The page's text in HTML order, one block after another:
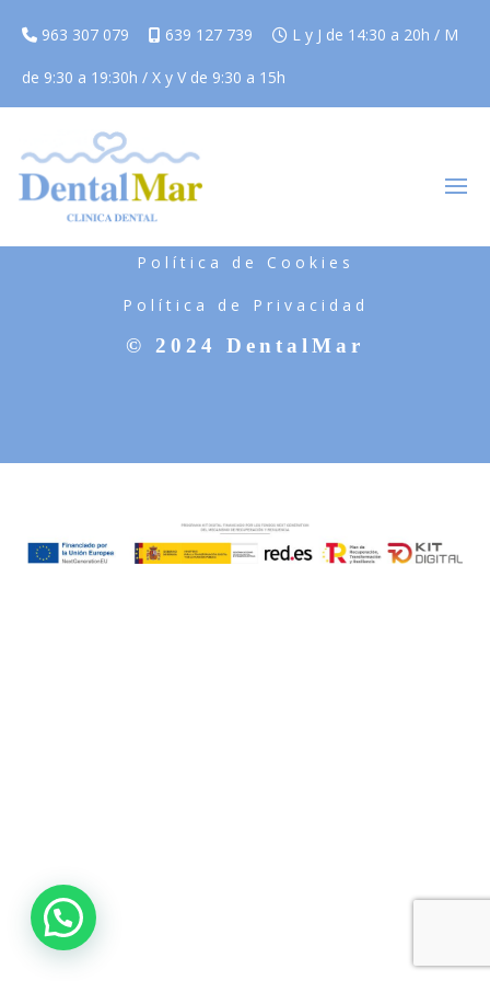
963 307 079 639 127 739 L y J de 14:30 a 20h / M
de 9:30 a 19:30h / X y V de 9:30 a 15h
Política de Cookies
Política de Privacidad
© 2024 DentalMar